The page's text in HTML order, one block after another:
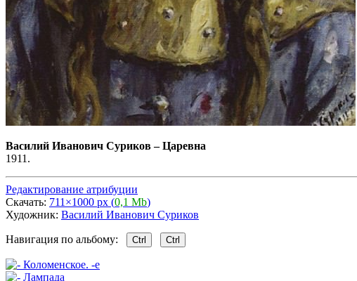
Василий Иванович Суриков–Царевна
1911.
Редактирование атрибуции
Скачать: 711×1000 px (0,1 Mb)
Художник: Василий Иванович Суриков
Навигация по альбому: Ctrl Ctrl